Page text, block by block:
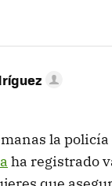
la policía
ha registrado